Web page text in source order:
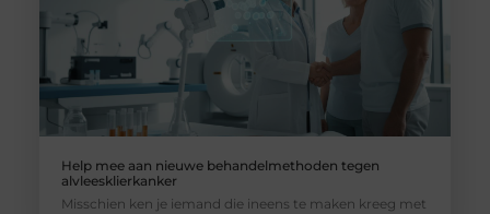
Help mee aan nieuwe behandelmethoden tegen
alvleesklierkanker
Misschien ken je iemand die ineens te maken kreeg met